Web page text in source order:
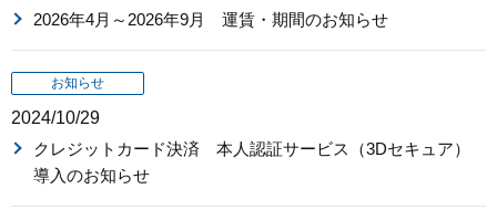
2026年4月～2026年9月 運賃・期間のお知らせ
お知らせ
2024/10/29
クレジットカード決済 本人認証サービス（3Dセキュア）
導入のお知らせ